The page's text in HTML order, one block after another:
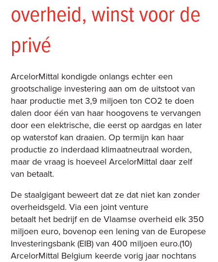
overheid, winst voor de
privé
ArcelorMittal kondigde onlangs echter een
grootschalige investering aan om de uitstoot van
haar productie met 3,9 miljoen ton CO2 te doen
dalen door één van haar hoogovens te vervangen
door een elektrische, die eerst op aardgas en later
op waterstof kan draaien. Op termijn kan haar
productie zo inderdaad klimaatneutraal worden,
maar de vraag is hoeveel ArcelorMittal daar zelf
van betaalt.
De staalgigant beweert dat ze dat niet kan zonder
overheidsgeld. Via een joint venture
betaalt het bedrijf en de Vlaamse overheid elk 350
miljoen euro, bovenop een lening van de Europese
Investeringsbank (EIB) van 400 miljoen euro.(10)
ArcelorMittal Belgium keerde vorig jaar nochtans